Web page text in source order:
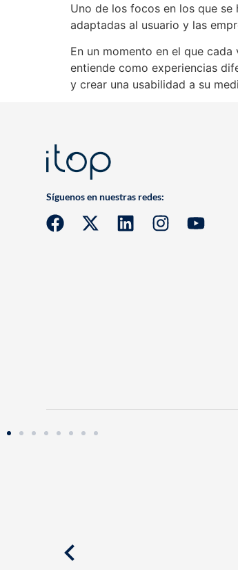
Uno de los focos en los que se
adaptadas al usuario y las
En un momento en el que
entiende como experiencias
y crear una usabilidad a su
Síguenos en nuestras redes: